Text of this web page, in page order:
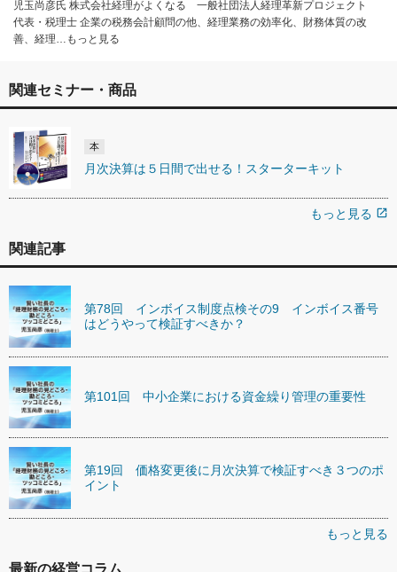
児玉尚彦氏 株式会社経理がよくなる 一般社団法人経理革新プロジェクト
代表・税理士 企業の税務会計顧問の他、経理業務の効率化、財務体質の改
善、経理…もっと見る
関連セミナー・商品
本
月次決算は５日間で出せる！スターターキット
もっと見る open_in_new
関連記事
第78回 インボイス制度点検その9 インボイス番号
はどうやって検証すべきか？
第101回 中小企業における資金繰り管理の重要性
第19回 価格変更後に月次決算で検証すべき３つのポ
イント
もっと見る
最新の経営コラム